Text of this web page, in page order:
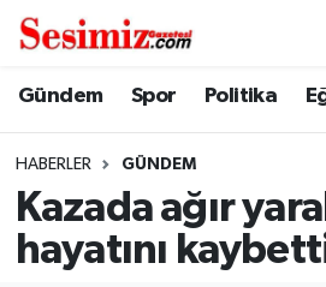
Gündem Spor Politika
HABERLER GÜNDEM
Kazada ağır
hayatını
Dünya
Ekonomi
Genel
Nöbetçi Eczaneler
Hava Durumu
Namaz Vakitleri
Trafik Durumu